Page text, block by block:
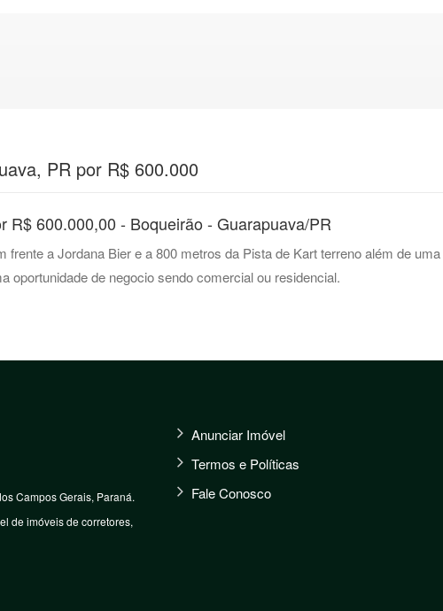
PR por R$ 600.000
R$ 600.000,00 - Boqueirão - Guarapuava/PR
frente a Jordana Bier e a 800 metros da Pista de Kart terreno além de
oportunidade de negocio sendo comercial ou residencial.
Campos Gerais, Paraná.
de imóveis de corretores,
Anunciar Imóvel
Termos e Políticas
Fale Conosco